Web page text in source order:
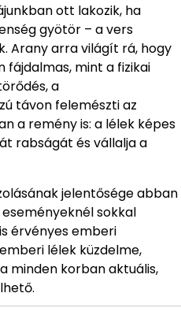
ott lakozik, ha
gyötör – a vers
Arany arra világít rá, hogy
fájdalmas, mint a fizikai
a
távon felemészti az
a remény is: a lélek képes
rabságát és vállalja a
jelentősége abban
sokkal
érvényes emberi
lélek küzdelme,
minden korban aktuális,